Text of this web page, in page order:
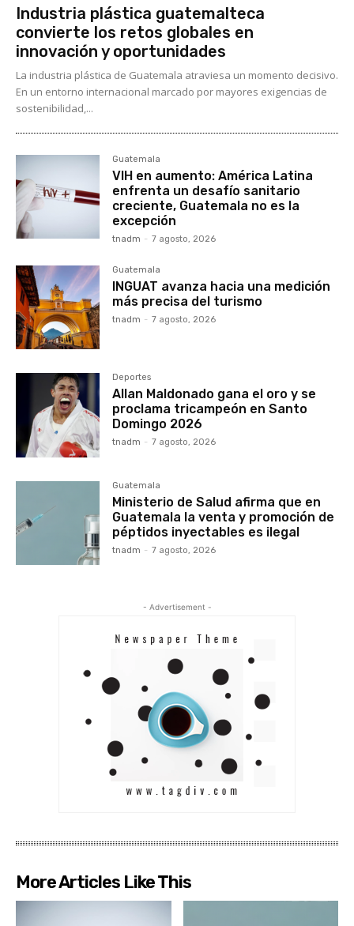
Industria plástica guatemalteca
convierte los retos globales en
innovación y oportunidades
La industria plástica de Guatemala atraviesa un momento decisivo.
En un entorno internacional marcado por mayores exigencias de
sostenibilidad,...
Guatemala
VIH en aumento: América Latina
enfrenta un desafío sanitario
creciente, Guatemala no es la
excepción
tnadm - 7 agosto, 2026
Guatemala
INGUAT avanza hacia una medición
más precisa del turismo
tnadm - 7 agosto, 2026
Deportes
Allan Maldonado gana el oro y se
proclama tricampeón en Santo
Domingo 2026
tnadm - 7 agosto, 2026
Guatemala
Ministerio de Salud afirma que en
Guatemala la venta y promoción de
péptidos inyectables es ilegal
tnadm - 7 agosto, 2026
- Advertisement -
More Articles Like This